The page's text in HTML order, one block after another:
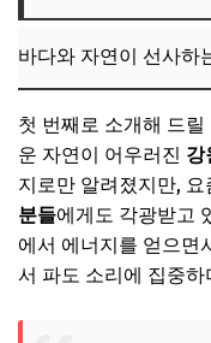
바다와 자연이 선사하
첫 번째로 소개해 드
운 자연이 어우러진 강
지로만 알려졌지만, 요
분들에게도 각광받고
에서 에너지를 얻으면
서 파도 소리에 집중